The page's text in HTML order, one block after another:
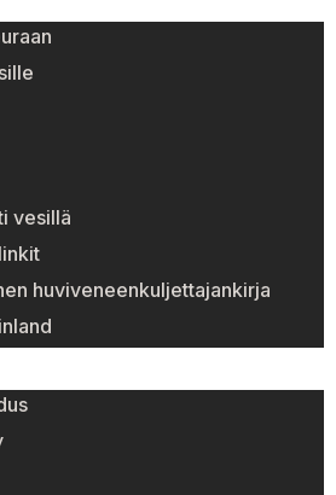
vesillä
huviveneenkuljettajankirja